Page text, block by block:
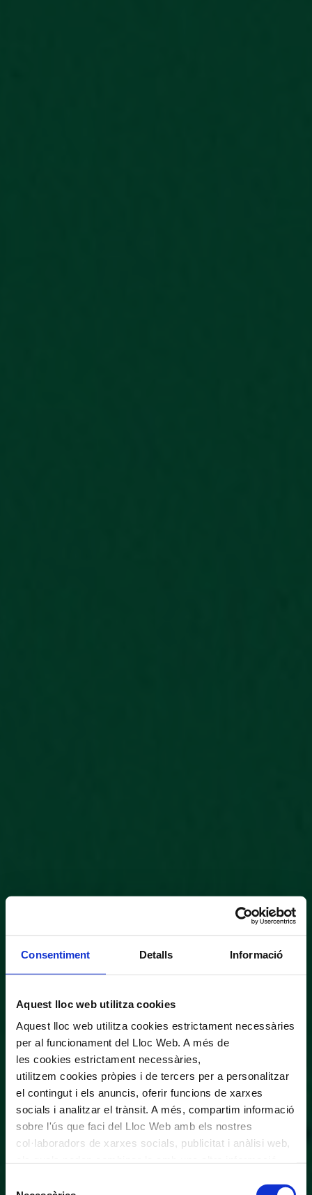
Consentiment Detalls Informació
Aquest lloc web utilitza cookies
Aquest lloc web utilitza cookies estrictament necessàries
per al funcionament del Lloc Web. A més de
les cookies estrictament necessàries,
utilitzem cookies pròpies i de tercers per a personalitzar
el contingut i els anuncis, oferir funcions de xarxes
socials i analitzar el trànsit. A més, compartim informació
sobre l'ús que faci del Lloc Web amb els nostres
col·laboradors de xarxes socials, publicitat i anàlisi web,